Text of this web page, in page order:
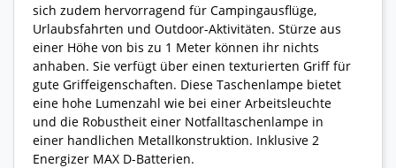
sich zudem hervorragend für Campingausflüge,
Urlaubsfahrten und Outdoor-Aktivitäten. Stürze aus
einer Höhe von bis zu 1 Meter können ihr nichts
anhaben. Sie verfügt über einen texturierten Griff für
gute Griffeigenschaften. Diese Taschenlampe bietet
eine hohe Lumenzahl wie bei einer Arbeitsleuchte
und die Robustheit einer Notfalltaschenlampe in
einer handlichen Metallkonstruktion. Inklusive 2
Energizer MAX D-Batterien.